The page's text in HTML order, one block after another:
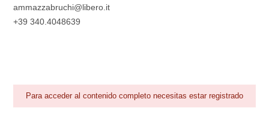
ammazzabruchi@libero.it
+39 340.4048639
Para acceder al contenido completo necesitas estar registrado